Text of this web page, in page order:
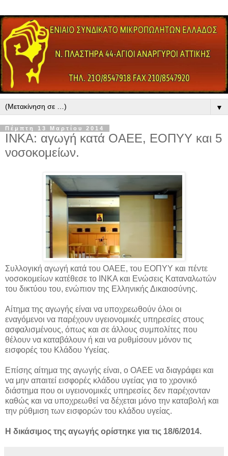
▼
Πέμπτη 13 Μαρτίου 2014
ΙΝΚΑ: αγωγή κατά ΟΑΕΕ, ΕΟΠΥΥ και 5
νοσοκομείων.
Συλλογική αγωγή κατά του ΟΑΕΕ, του ΕΟΠΥY και πέντε
νοσοκομείων κατέθεσε το ΙΝΚΑ και Ενώσεις Καταναλωτών
του δικτύου του, ενώπιον της Ελληνικής Δικαιοσύνης.
Αίτημα της αγωγής είναι να υποχρεωθούν όλοι οι
εναγόμενοι να παρέχουν υγειονομικές υπηρεσίες στους
ασφαλισμένους, όπως και σε άλλους συμπολίτες που
θέλουν να καταβάλουν ή και να ρυθμίσουν μόνον τις
εισφορές του Κλάδου Υγείας.
Επίσης αίτημα της αγωγής είναι, ο ΟΑΕΕ να διαγράφει και
να μην απαιτεί εισφορές κλάδου υγείας για το χρονικό
διάστημα που οι υγειονομικές υπηρεσίες δεν παρέχονταν
καθώς και να υποχρεωθεί να δέχεται μόνο την καταβολή και
την ρύθμιση των εισφορών του κλάδου υγείας.
H δικάσιμος της αγωγής ορίστηκε για τις 18/6/2014.